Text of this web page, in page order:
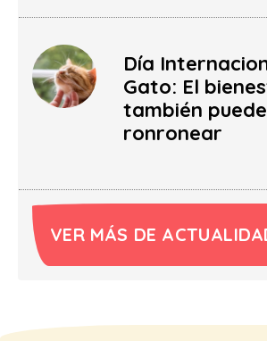
Día
Gato: El
también puede
ronronear
VER MÁS DE